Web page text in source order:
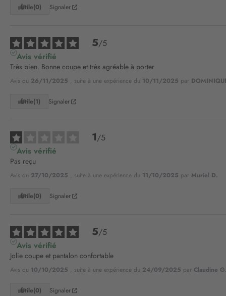
Utile(0) Signaler
5/5
Avis vérifié
Très bien. Bonne coupe et très agréable à porter
Avis du 26/11/2025 , suite à une expérience du 10/11/2025 par
Utile(1) Signaler
1/5
Avis vérifié
Pas reçu
Avis du 27/10/2025 , suite à une expérience du 11/10/2025 par Muriel D.
Utile(0) Signaler
5/5
Avis vérifié
Jolie coupe et pantalon confortable
Avis du 10/10/2025 , suite à une expérience du 24/09/2025 par Claudine
Utile(0) Signaler